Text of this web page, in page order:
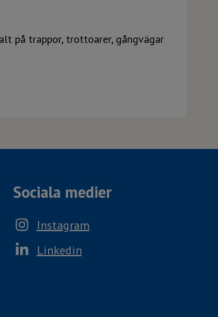
på trappor, trottoarer, gångvägar
Sociala medier
Instagram
Linkedin